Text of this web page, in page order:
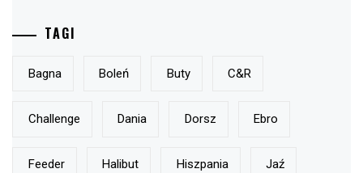
TAGI
Bagna Boleń Buty C&r
Challenge Dania Dorsz Ebro
Feeder Halibut Hiszpania Jaź